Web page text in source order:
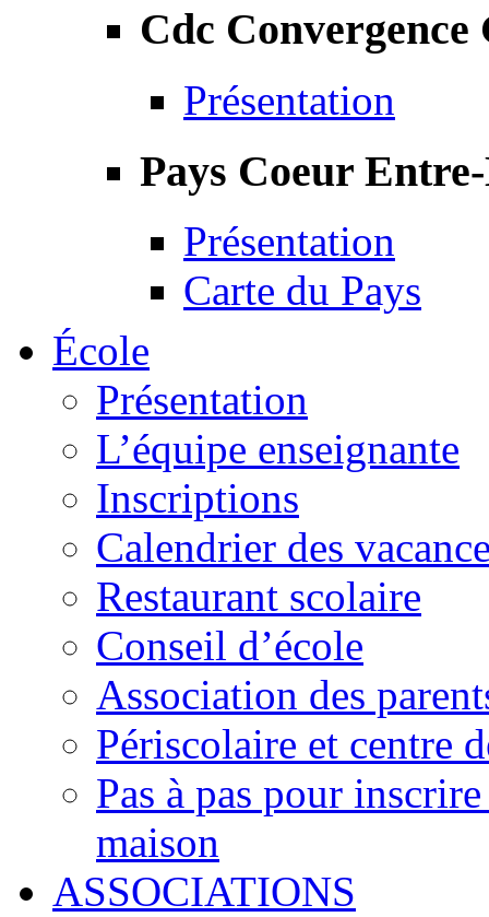
Cdc Convergence
Présentation
Pays Coeur
Présentation
Carte du Pays
École
Présentation
L’équipe enseignante
Inscriptions
Calendrier des
Restaurant scolaire
Conseil d’école
Association des
Périscolaire et centre
Pas à pas pour
maison
ASSOCIATIONS